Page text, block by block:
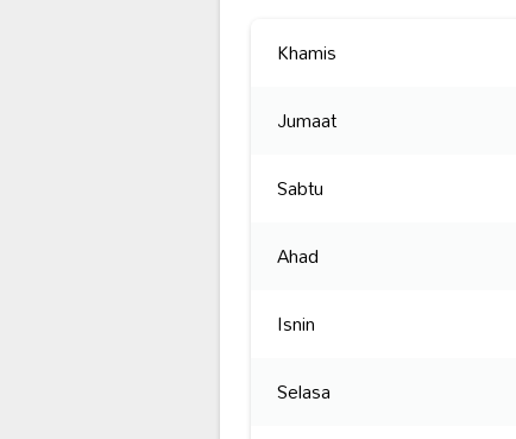
Khamis
Jumaat
Sabtu
Ahad
Isnin
Selasa